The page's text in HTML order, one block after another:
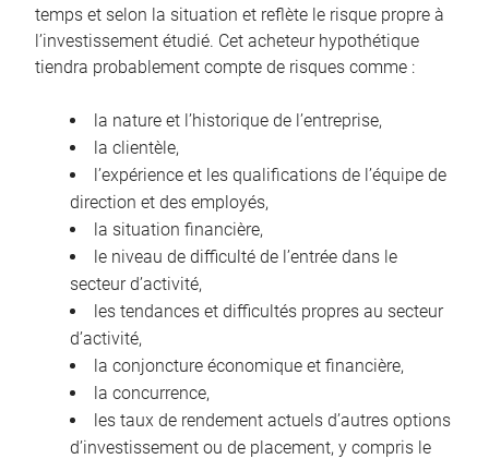
temps et selon la situation et reflète le risque propre à
l’investissement étudié. Cet acheteur hypothétique
tiendra probablement compte de risques comme :
la nature et l’historique de l’entreprise,
la clientèle,
l’expérience et les qualifications de l’équipe de
direction et des employés,
la situation financière,
le niveau de difficulté de l’entrée dans le
secteur d’activité,
les tendances et difficultés propres au secteur
d’activité,
la conjoncture économique et financière,
la concurrence,
les taux de rendement actuels d’autres options
d’investissement ou de placement, y compris le